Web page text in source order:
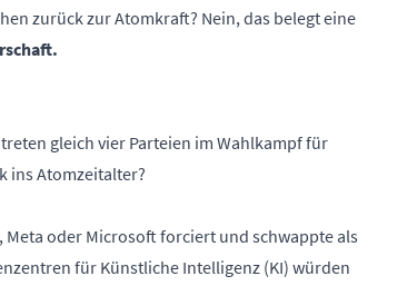
zurück zur Atomkraft? Nein, das belegteine
gleich vier Parteien im Wahlkampf für
ins Atomzeitalter?
Meta oder Microsoft forciert und schwappte als
für Künstliche Intelligenz (KI) würden